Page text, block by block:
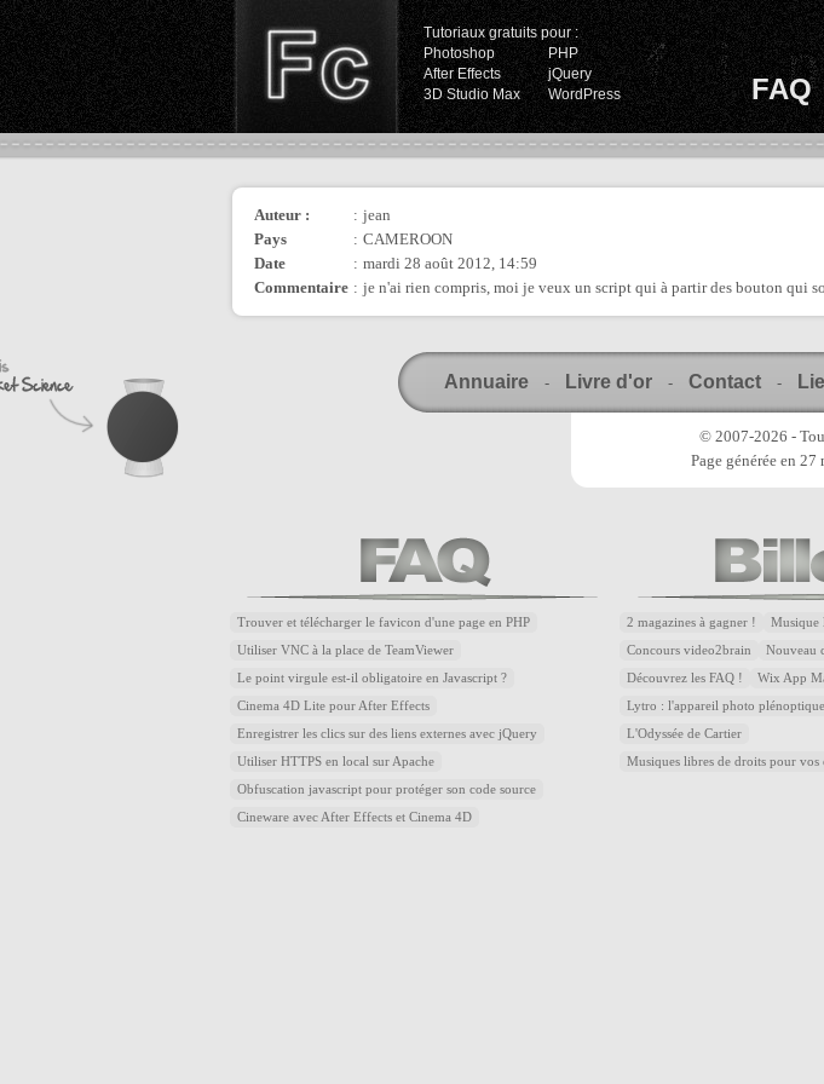
Tutoriaux gratuits pour :
Photoshop
PHP
After Effects
jQuery
3D Studio Max
WordPress FAQ
Auteur : : jean
Pays
: CAMEROON
Date
: mardi 28 août 2012, 14:59
Commentaire : je n'ai rien compris, moi je veux un script qui à partir des bouton qui
Annuaire - Livre d'or - Contact -
© 2007-2026 -
Page générée en 27
Trouver et télécharger le favicon d'une page en PHP
Utiliser VNC à la place de TeamViewer
Le point virgule est-il obligatoire en Javascript ?
Cinema 4D Lite pour After Effects
Enregistrer les clics sur des liens externes avec jQuery
Utiliser HTTPS en local sur Apache
Obfuscation javascript pour protéger son code source
Cineware avec After Effects et Cinema 4D
2 magazines à gagner ! Musique
Concours video2brain Nouveau
Découvrez les FAQ ! Wix App
Lytro : l'appareil photo
L'Odyssée de Cartier
Musiques libres de droits pour vos